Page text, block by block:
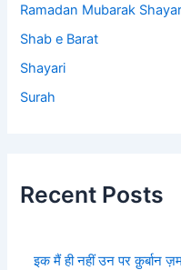
Ramadan Mubarak
Shab e Barat
Shayari
Surah
Recent Posts
इक मैं ही नहीं उन पर क़ुर्बान